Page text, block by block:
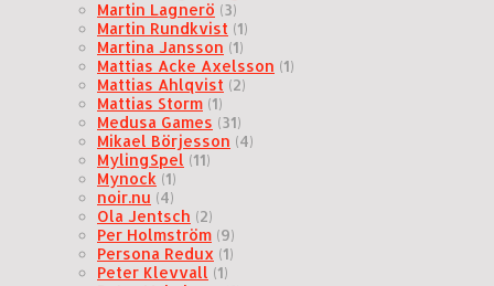
Martin Lagnerö (3)
Martin Rundkvist (1)
Martina Jansson (1)
Mattias Acke Axelsson (1)
Mattias Ahlqvist (2)
Mattias Storm (1)
Medusa Games (31)
Mikael Börjesson (4)
MylingSpel (11)
Mynock (1)
noir.nu (4)
Ola Jentsch (2)
Per Holmström (9)
Persona Redux (1)
Peter Klevvall (1)